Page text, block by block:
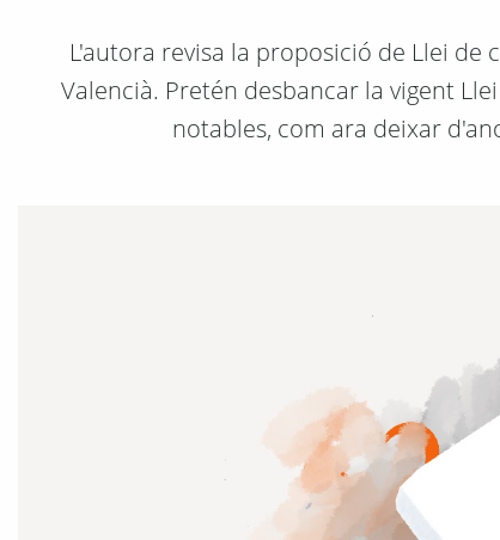
L'autora revisa la proposició de Llei de
Valencià. Pretén desbancar la vigent
notables, com ara deixar